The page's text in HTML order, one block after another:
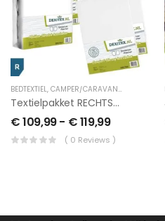
BEDTEXTIEL, CAMPER/CARAVAN TEXTIEL
Textielpakket RECHTS Frans Bed – 2 Moltons En 2 Hoeslakens
€109,99- €119,99
( 0 Reviews )